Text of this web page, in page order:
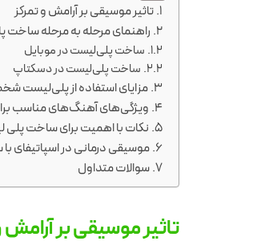
تاثیر موسیقی بر آرامش و تمرکز
راهنمای مرحله به مرحله ساخت
ساخت پلی‌لیست در موبایل
ساخت پلی‌لیست در دسکتاپ
مزایای استفاده از پلی‌لیست
ویژگی‌های آهنگ‌های مناسب
نکات با اهمیت برای ساخت پلی
موسیقی درمانی در
سوالات متداول
تاثیر موسیقی بر آرامش